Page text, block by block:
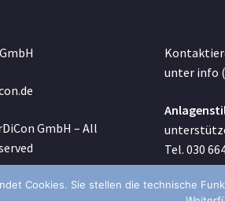
GmbH
GmbH – All
unter info
Tel. 030
Cookies. Sie stellen die technische